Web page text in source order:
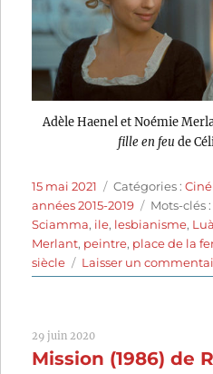
Adèle Haenel et Noémie
fille en feu de
Publié
le
15 mai 2021 Catégories
Catégories :
années 2015-2019
Étiquettes
Mots-clés
Sciamma, ile, lesbianisme,
Merlant, peintre, place de la
siècle
Laisser un
29 juin 2020
Mission (1986) de